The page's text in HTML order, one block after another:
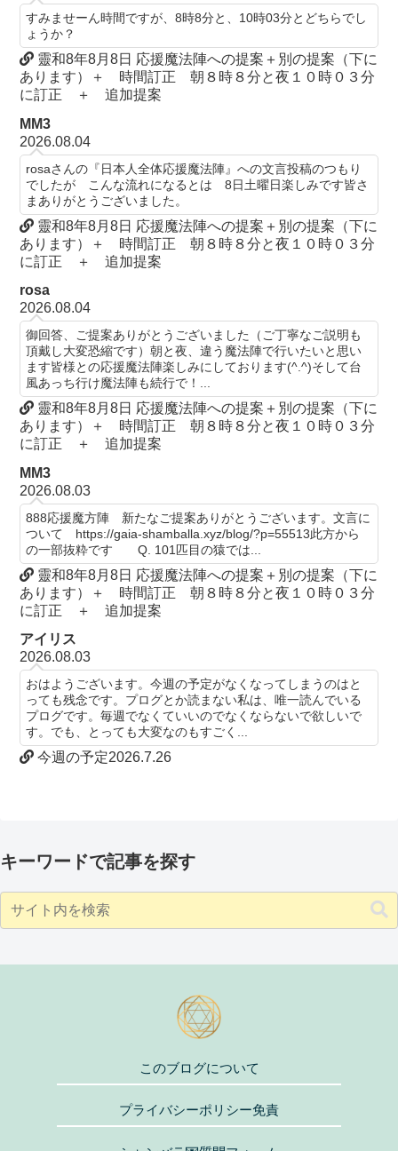
すみませーん時間ですが、8時8分と、10時03分とどちらでし
ょうか？
靈和8年8月8日 応援魔法陣への提案＋別の提案（下に
あります）＋ 時間訂正 朝８時８分と夜１０時０３分
に訂正 ＋ 追加提案
MM3
2026.08.04
rosaさんの『日本人全体応援魔法陣』への文言投稿のつもり
でしたが こんな流れになるとは 8日土曜日楽しみです皆さ
まありがとうございました。
靈和8年8月8日 応援魔法陣への提案＋別の提案（下に
あります）＋ 時間訂正 朝８時８分と夜１０時０３分
に訂正 ＋ 追加提案
rosa
2026.08.04
御回答、ご提案ありがとうございました（ご丁寧なご説明も
頂戴し大変恐縮です）朝と夜、違う魔法陣で行いたいと思い
ます皆様との応援魔法陣楽しみにしております(^.^)そして台
風あっち行け魔法陣も続行で！...
靈和8年8月8日 応援魔法陣への提案＋別の提案（下に
あります）＋ 時間訂正 朝８時８分と夜１０時０３分
に訂正 ＋ 追加提案
MM3
2026.08.03
888応援魔方陣 新たなご提案ありがとうございます。文言に
ついて https://gaia-shamballa.xyz/blog/?p=55513此方から
の一部抜粋です Q. 101匹目の猿では...
靈和8年8月8日 応援魔法陣への提案＋別の提案（下に
あります）＋ 時間訂正 朝８時８分と夜１０時０３分
に訂正 ＋ 追加提案
アイリス
2026.08.03
おはようございます。今週の予定がなくなってしまうのはと
っても残念です。プログとか読まない私は、唯一読んでいる
プログです。毎週でなくていいのでなくならないで欲しいで
す。でも、とっても大変なのもすごく...
今週の予定2026.7.26
キーワードで記事を探す
このブログについて
プライバシーポリシー免責